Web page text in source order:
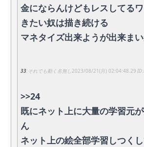
金にならんけどもレスしてる
きたい奴は描き続ける
マネタイズ出来ようが出来ま
33 それでも動く名無し2023/08/21(月) 02:04:48.29
>>24
既にネット上に大量の学習元
ん
ネット上の絵全部学習しつく